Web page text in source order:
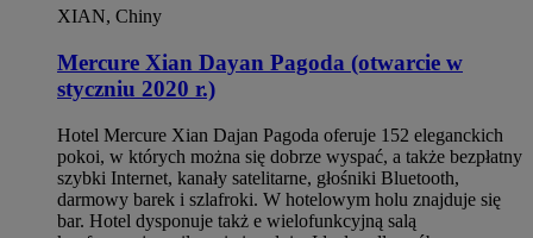
XIAN, Chiny
Mercure Xian Dayan Pagoda (otwarcie w
styczniu 2020 r.)
Hotel Mercure Xian Dajan Pagoda oferuje 152 eleganckich
pokoi, w których można się dobrze wyspać, a także bezpłatny
szybki Internet, kanały satelitarne, głośniki Bluetooth,
darmowy barek i szlafroki. W hotelowym holu znajduje się
bar. Hotel dysponuje takż e wielofunkcyjną salą